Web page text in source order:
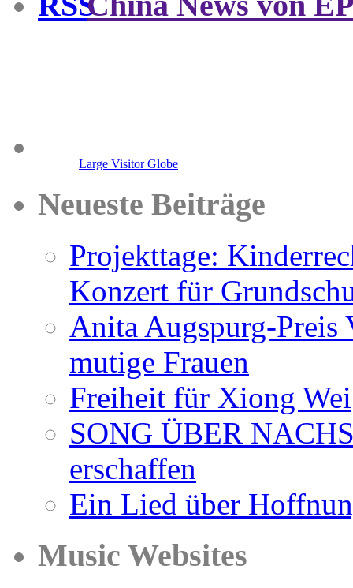
Large Visitor Globe
Neueste Beiträge
Projekttage:
Konzert für
Anita Augspurg-Preis
mutige Frauen
Freiheit für Xiong Wei
SONG ÜBER
erschaffen
Ein Lied über
Music Websites